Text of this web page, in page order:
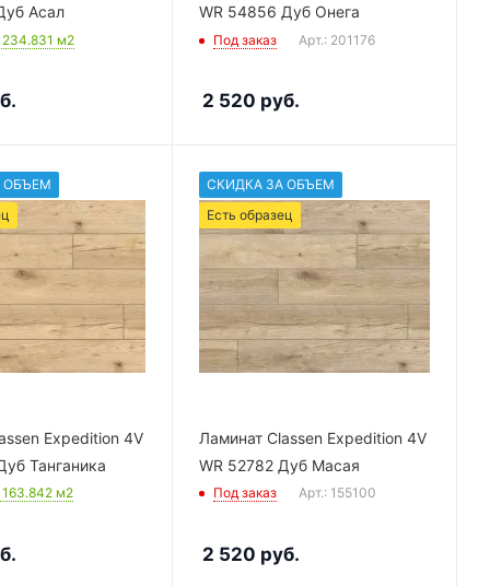
Асал
234.831 м2
WR 54856 Дуб Онега
Под заказ Арт.: 201176
2 520 руб.
ОБЪЕМ
Expedition 4V
Танганика
163.842 м2
СКИДКА ЗА ОБЪЕМ
Есть образец
Ламинат Classen Expedition 4V
WR 52782 Дуб Масая
Под заказ Арт.: 155100
2 520 руб.